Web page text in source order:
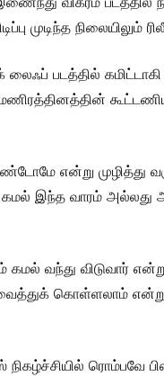
முடிந்த
கமிட்டாகி
என்று முழித்து
இந்த வாரம் அல்லது
வந்து விடுவார்
கொள்ளலாம்
ரொம்பவே